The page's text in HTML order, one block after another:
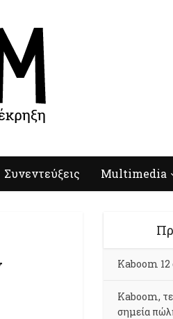
Συνεντεύξεις Multimedia
Kaboom
Kaboom,
σημεία